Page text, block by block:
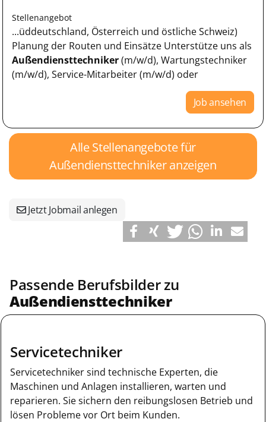
Stellenangebot
...üddeutschland, Österreich und östliche Schweiz)
Planung der Routen und Einsätze Unterstütze uns als
Außendiensttechniker(m/w/d), Wartungstechniker
(m/w/d), Service-Mitarbeiter (m/w/d) oder
Job ansehen
Alle Stellenangebote für
Außendiensttechniker anzeigen
Jetzt Jobmail anlegen
Passende Berufsbilder zu
Außendiensttechniker
Servicetechniker
Servicetechniker sind technische Experten, die
Maschinen und Anlagen installieren, warten und
reparieren. Sie sichern den reibungslosen Betrieb und
lösen Probleme vor Ort beim Kunden.